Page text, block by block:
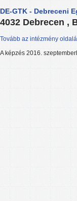
DE-GTK - Debreceni
4032 Debrecen ,
Tovább az intézmény
A képzés 2016.